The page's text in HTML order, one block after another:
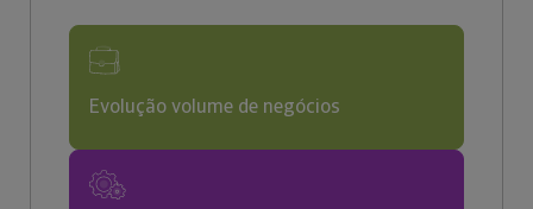
Evolução volume de negócios